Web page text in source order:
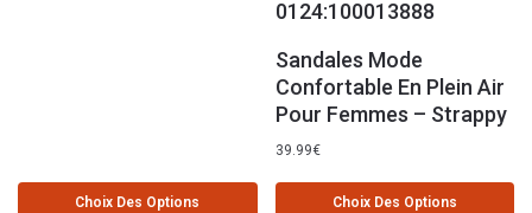
Choix Des Options
Sandales Mode
Confortable En Plein Air
Pour Femmes – Strappy
39.99€
Choix Des Options